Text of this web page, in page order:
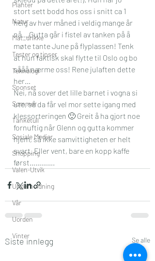
Planter
Natur
Mat_drikke
Tester og tipser
Teknologi
Sponset
Sommer
Tanketull
Sosiale Medier
Shopping
Valen-Utvik
Underholdning
Vår
Uorden
Vinter
stort sett bodd hos oss i snitt ca 1
helg av hver måned i veldig mange år
nå… Gutta går i fistel av tanken på å
møte tante June på flyplassen! Tenk
at hun faktisk skal flytte til Oslo og bo
sååå nærme oss! Rene julaften dette
her…
Nei, nå sover det lille barnet i vogna si
ute, så da får vel mor sette igang med
klessorteringen 🙂 Greit å ha gjort noe
fornuftig når Glenn og gutta kommer
hjem, så ikke samvittigheten er helt
svart. Eller vent, bare en kopp kaffe
først………….
Siste innlegg Se alle